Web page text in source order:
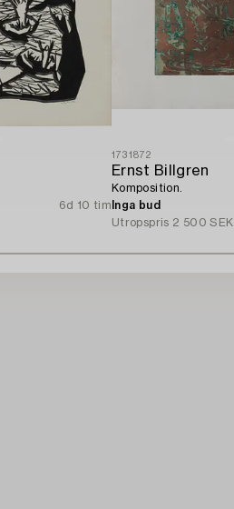
6d 10 tim
1731872
Ernst Billgren
Komposition.
Inga bud
Utropspris 2 500 SEK